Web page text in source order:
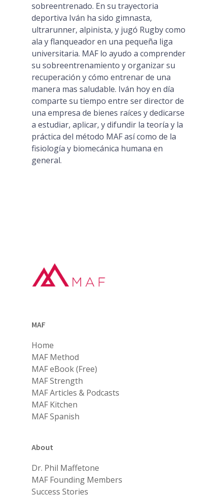
sobreentrenado. En su trayectoria
deportiva Iván ha sido gimnasta,
ultrarunner, alpinista, y jugó Rugby como
ala y flanqueador en una pequeña liga
universitaria. MAF lo ayudo a comprender
su sobreentrenamiento y organizar su
recuperación y cómo entrenar de una
manera mas saludable. Iván hoy en día
comparte su tiempo entre ser director de
una empresa de bienes raíces y dedicarse
a estudiar, aplicar, y difundir la teoría y la
práctica del método MAF así como de la
fisiología y biomecánica humana en
general.
MAF
Home
MAF Method
MAF eBook (Free)
MAF Strength
MAF Articles & Podcasts
MAF Kitchen
MAF Spanish
About
Dr. Phil Maffetone
MAF Founding Members
Success Stories